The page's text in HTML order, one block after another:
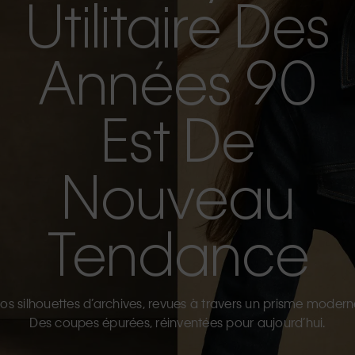
Utilitaire Des
Années 90
Est De
Nouveau
Tendance
silhouettes d’archives, revues à travers un prisme
Des coupes épurées, réinventées pour aujourd’hui.